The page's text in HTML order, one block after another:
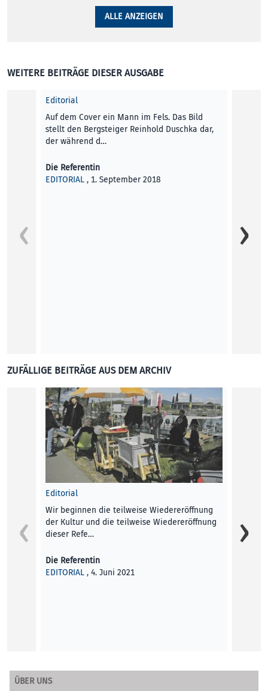
ALLE ANZEIGEN
WEITERE BEITRÄGE DIESER AUSGABE
Editorial
Auf dem Cover ein Mann im Fels. Das Bild
stellt den Bergsteiger Reinhold Duschka dar,
der während d…
Die Referentin
EDITORIAL , 1. September 2018
ZUFÄLLIGE BEITRÄGE AUS DEM ARCHIV
Editorial
Wir beginnen die teilweise Wiedereröffnung
der Kultur und die teilweise Wiedereröffnung
dieser Refe…
Die Referentin
EDITORIAL , 4. Juni 2021
Eine
ÜBER UNS